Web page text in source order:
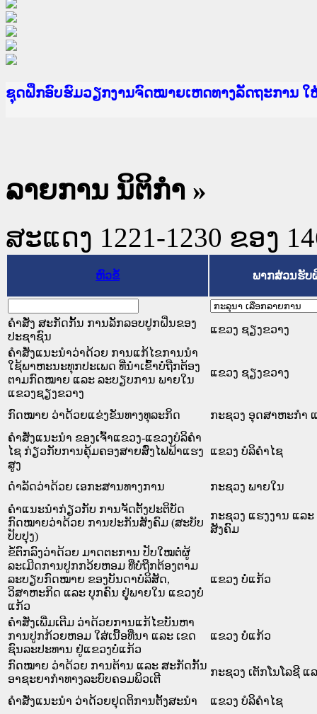
Ministry of Justice Lao PDR
ເຜີຍແຜ່ວັບໄຊຈົດໝາຍເຫດທາງລັດຖະການ ແລະ ແອັ
ກະຊວງຍຸຕິທຳ
ຊຸດຝຶກອົບຮົມວຽກງານຈົດໝາຍເຫດທາງລັດຖະການ
ກອງປະຊຸມທົບທວນຄືນການຈັດຕັ້ງປະຕິບັດວຽກງານຈົ
ຝຶກອົບຮົມ ຜູ່ປະສານງານວຽກງານຈົດໝາຍເຫດທາງລັ
ຝຶກອົບຮົມ ຜູ່ປະສານງານວຽກງານຈົດໝາຍເຫດທາງລັ
ເຜີຍແຜ່ແອັບກົດໝາຍລາວ ແລະ ເວັບໄຊຈົດໝາຍເຫດ
ເຜີຍແຜ່ແອັບກົດໝາຍລາວ ແລະ ເວັບໄຊຈົດໝາຍເຫດ
ຍົກລະດັບວຽກງານຈົດໝາຍເຫດທາງລັດຖະການໃຫ້ຜູ້
ຊຸດຝຶກອົບຮົມວຽກງານຈົດໝາຍເຫດທາງລັດຖະການ ໃ
ລາຍການ ນິຕິກໍາ »
ສະແດງ 1221-1230 ຂອງ
ຫົວຂໍ້ ພາກສ່ວນຮັບ
ຄຳສັ່ງ ສະກັດກັ້ນ ການລັກລອບປູກຝິ່ນຂອງ
ປະຊາຊົນ
ແຂວງ ຊຽງຂວາງ
ຄຳສັ່ງແນະນຳວ່າດ້ວຍ ການແກ້ໄຂການນຳ
ໃຊ້ພາຫະນະທຸກປະເພດ ທີ່ນຳເຂົ້າບໍ່ຖືກຕ້ອງ
ຕາມກົດໝາຍ ແລະ ລະບຽບການ ພາຍໃນ
ແຂວງຊຽງຂວາງ
ແຂວງ ຊຽງຂວາງ
ກົດໝາຍ ວ່າດ້ວຍແຂ່ງຂັນທາງທຸລະກິດ
ກະຊວງ ອຸດສາຫະກຳ
ຄຳສັ່ງແນະນຳ ຂອງເຈົ້າແຂວງ-ແຂວງບໍລິຄຳ
ໄຊ ກ່ຽວກັບການຄຸ້ມຄອງສາຍສົ່ງໄຟຟ້າແຮງ
ສູງ
ແຂວງ ບໍລິຄໍາໄຊ
ດຳລັດວ່າດ້ວຍ ເອກະສານທາງການ
ກະຊວງ ພາຍໃນ
ຄຳແນະນຳກ່ຽວກັບ ການຈັດຕັ້ງປະຕິບັດ
ກົດໝາຍວ່າດ້ວຍ ການປະກັນສັງຄົມ (ສະບັບ
ປັບປຸງ)
ກະຊວງ ແຮງງານ ແລ
ສັງຄົມ
ຂໍ້ຕົກລົງວ່າດ້ວຍ ມາດຕະການ ປັບໃໝຕໍ່ຜູ້
ລະເມີດການປູກກວ້ຍຫອມ ທີ່ບໍ່ຖືກຕ້ອງຕາມ
ລະບຽບກົດໝາຍ ຂອງບັນດາບໍລິສັດ,
ວິສາຫະກິດ ແລະ ບຸກຄົນ ຢຸູ່ພາຍໃນ ແຂວງບໍ່
ແກ້ວ
ແຂວງ ບໍ່ແກ້ວ
ຄຳສັ່ງເພີ່ມເຕີມ ວ່າດ້ວຍການແກ້ໄຂບັນຫາ
ການປູກກ້ວຍຫອມ ໃສ່ເນື້ອທີ່ນາ ແລະ ເຂດ
ຊົນລະປະທານ ຢູ່ແຂວງບໍ່ແກ້ວ
ແຂວງ ບໍ່ແກ້ວ
ກົດໝາຍ ວ່າດ້ວຍ ການຕ້ານ ແລະ ສະກັດກັ້ນ
ອາຊະຍາກຳທາງລະບົບຄອມພິວເຕີ
ກະຊວງ ເຕັກໂນໂລຊີ
ຄຳສັ່ງແນະນຳ ວ່າດ້ວຍຢຸດຕິການຕັ້ງສະນຳ ແຂວງ ບໍລິຄໍາໄຊ